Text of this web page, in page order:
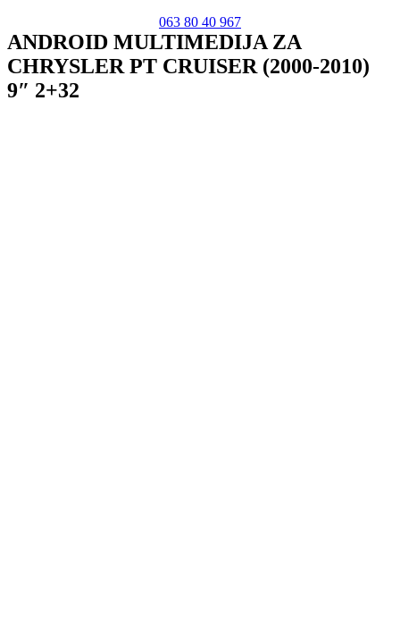
063 80 40 967
ANDROID MULTIMEDIJA ZA
CHRYSLER PT CRUISER (2000-2010)
9″ 2+32